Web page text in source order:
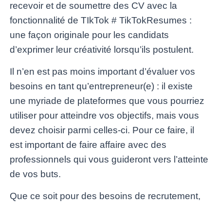
recevoir et de soumettre des CV avec la
fonctionnalité de TIkTok # TikTokResumes :
une façon originale pour les candidats
d’exprimer leur créativité lorsqu’ils postulent.
Il n’en est pas moins important d’évaluer vos
besoins en tant qu’entrepreneur(e) : il existe
une myriade de plateformes que vous pourriez
utiliser pour atteindre vos objectifs, mais vous
devez choisir parmi celles-ci. Pour ce faire, il
est important de faire affaire avec des
professionnels qui vous guideront vers l’atteinte
de vos buts.
Que ce soit pour des besoins de recrutement,